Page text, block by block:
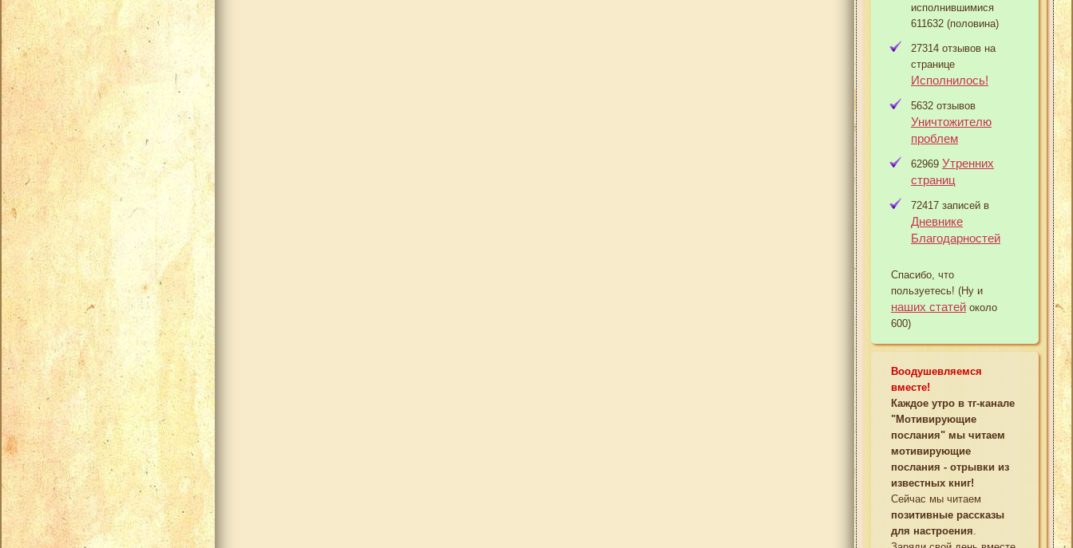
исполнившимися
611632 (половина)
27314 отзывов на
странице
Исполнилось!
5632 отзывов
Уничтожителю
проблем
62969 Утренних
страниц
72417 записей в
Дневнике
Благодарностей
Спасибо, что
пользуетесь! (Ну и
наших статей около
600)
Воодушевляемся
вместе!
Каждое утро в тг-канале
"Мотивирующие
послания" мы читаем
мотивирующие
послания - отрывки из
известных книг!
Сейчас мы читаем
позитивные рассказы
для настроения